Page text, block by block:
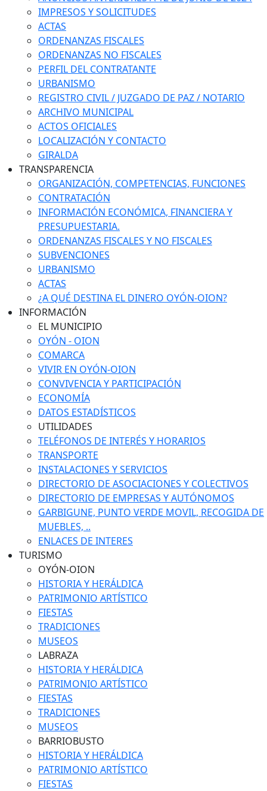
IMPRESOS Y SOLICITUDES
ACTAS
ORDENANZAS FISCALES
ORDENANZAS NO FISCALES
PERFIL DEL CONTRATANTE
URBANISMO
REGISTRO CIVIL / JUZGADO DE PAZ / NOTARIO
ARCHIVO MUNICIPAL
ACTOS OFICIALES
LOCALIZACIÓN Y CONTACTO
GIRALDA
TRANSPARENCIA
ORGANIZACIÓN, COMPETENCIAS, FUNCIONES
CONTRATACIÓN
INFORMACIÓN ECONÓMICA, FINANCIERA Y
PRESUPUESTARIA.
ORDENANZAS FISCALES Y NO FISCALES
SUBVENCIONES
URBANISMO
ACTAS
¿A QUÉ DESTINA EL DINERO OYÓN-OION?
INFORMACIÓN
EL MUNICIPIO
OYÓN - OION
COMARCA
VIVIR EN OYÓN-OION
CONVIVENCIA Y PARTICIPACIÓN
ECONOMÍA
DATOS ESTADÍSTICOS
UTILIDADES
TELÉFONOS DE INTERÉS Y HORARIOS
TRANSPORTE
INSTALACIONES Y SERVICIOS
DIRECTORIO DE ASOCIACIONES Y COLECTIVOS
DIRECTORIO DE EMPRESAS Y AUTÓNOMOS
GARBIGUNE, PUNTO VERDE MOVIL, RECOGIDA DE
MUEBLES, ..
ENLACES DE INTERES
TURISMO
OYÓN-OION
HISTORIA Y HERÁLDICA
PATRIMONIO ARTÍSTICO
FIESTAS
TRADICIONES
MUSEOS
LABRAZA
HISTORIA Y HERÁLDICA
PATRIMONIO ARTÍSTICO
FIESTAS
TRADICIONES
MUSEOS
BARRIOBUSTO
HISTORIA Y HERÁLDICA
PATRIMONIO ARTÍSTICO
FIESTAS